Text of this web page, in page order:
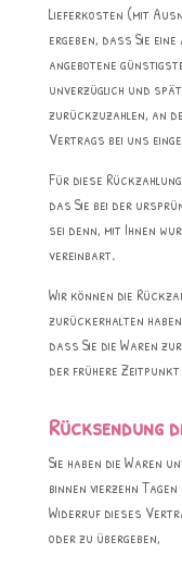
Lieferkosten (mit
ergeben, dass Sie
angebotene
unverzüglich und
zurückzuzahlen, an
Vertrags bei uns
Für diese
das Sie bei der
sei denn, mit Ihnen
vereinbart.
Wir können die
zurückerhalten haben
dass Sie die Waren
der frühere
Rücksendung
Sie haben die Waren
binnen vierzehn
Widerruf dieses
oder zu übergeben,